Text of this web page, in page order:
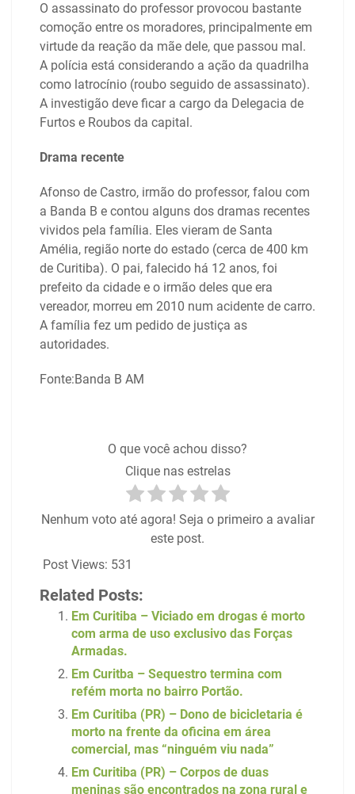
O assassinato do professor provocou bastante
comoção entre os moradores, principalmente em
virtude da reação da mãe dele, que passou mal.
A polícia está considerando a ação da quadrilha
como latrocínio (roubo seguido de assassinato).
A investigão deve ficar a cargo da Delegacia de
Furtos e Roubos da capital.
Drama recente
Afonso de Castro, irmão do professor, falou com
a Banda B e contou alguns dos dramas recentes
vividos pela família. Eles vieram de Santa
Amélia, região norte do estado (cerca de 400 km
de Curitiba). O pai, falecido há 12 anos, foi
prefeito da cidade e o irmão deles que era
vereador, morreu em 2010 num acidente de carro.
A família fez um pedido de justiça as
autoridades.
Fonte:Banda B AM
O que você achou disso?
Clique nas estrelas
Nenhum voto até agora! Seja o primeiro a avaliar
este post.
Post Views: 531
Related Posts:
Em Curitiba – Viciado em drogas é morto
com arma de uso exclusivo das Forças
Armadas.
Em Curitba – Sequestro termina com
refém morta no bairro Portão.
Em Curitiba (PR) – Dono de bicicletaria é
morto na frente da oficina em área
comercial, mas “ninguém viu nada”
Em Curitiba (PR) – Corpos de duas
meninas são encontrados na zona rural e